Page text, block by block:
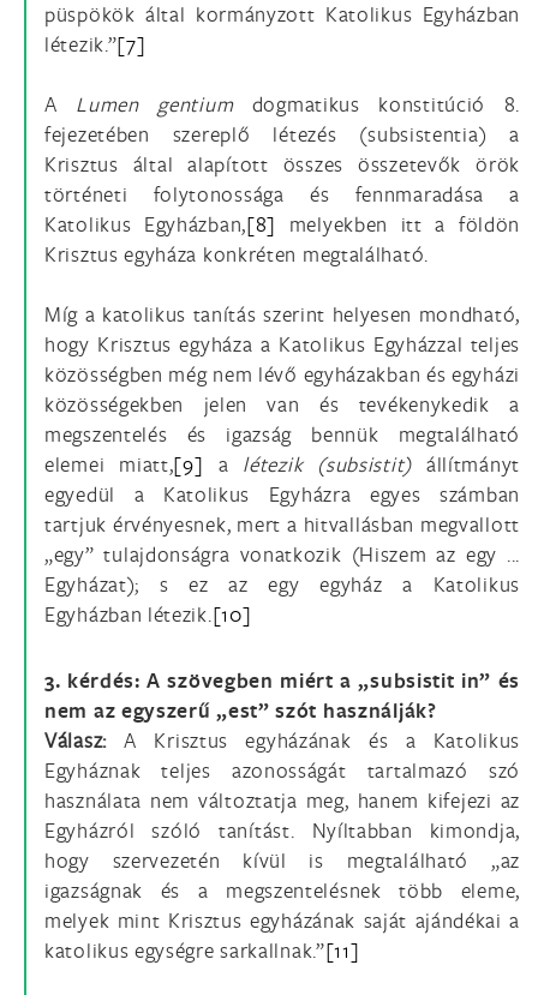
püspökök által kormányzott Katolikus Egyházban
létezik.”[7]
A Lumen gentiumdogmatikus konstitúció 8.
fejezetében szereplő létezés (subsistentia) a
Krisztus által alapított összes összetevők örök
történeti folytonossága és fennmaradása a
Katolikus Egyházban,[8] melyekben itt a földön
Krisztus egyháza konkréten megtalálható.
Míg a katolikus tanítás szerint helyesen mondható,
hogy Krisztus egyháza a Katolikus Egyházzal teljes
közösségben még nem lévő egyházakban és egyházi
közösségekben jelen van és tevékenykedik a
megszentelés és igazság bennük megtalálható
elemei miatt,[9] a létezik (subsistit)állítmányt
egyedül a Katolikus Egyházra egyes számban
tartjuk érvényesnek, mert a hitvallásban megvallott
„egy” tulajdonságra vonatkozik (Hiszem az egy ...
Egyházat); s ez az egy egyház a Katolikus
Egyházban létezik.[10]
3. kérdés: A szövegben miért a „subsistit in” és
nem az egyszerű „est” szót használják?
Válasz:A Krisztus egyházának és a Katolikus
Egyháznak teljes azonosságát tartalmazó szó
használata nem változtatja meg, hanem kifejezi az
Egyházról szóló tanítást. Nyíltabban kimondja,
hogy szervezetén kívül is megtalálható „az
igazságnak és a megszentelésnek több eleme,
melyek mint Krisztus egyházának saját ajándékai a
katolikus egységre sarkallnak.”[11]